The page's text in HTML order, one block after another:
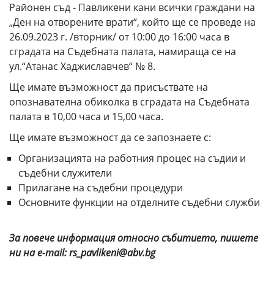
Районен съд - Павликени кани всички граждани на
„Ден на отворените врати“, който ще се проведе на
26.09.2023 г. /вторник/ от 10:00 до 16:00 часа в
сградата на Съдебната палата, намираща се на
ул.“Атанас Хаджиславчев“ № 8.
Ще имате възможност да присъствате на
опознавателна обиколка в сградата на Съдебната
палата в 10,00 часа и 15,00 часа.
Ще имате възможност да се запознаете с:
Организацията на работния процес на съдии и
съдебни служители
Прилагане на съдебни процедури
Основните функции на отделните съдебни служби
За повече информация относно събитието, пишете
ни на e-mail: rs_pavlikeni@abv.bg